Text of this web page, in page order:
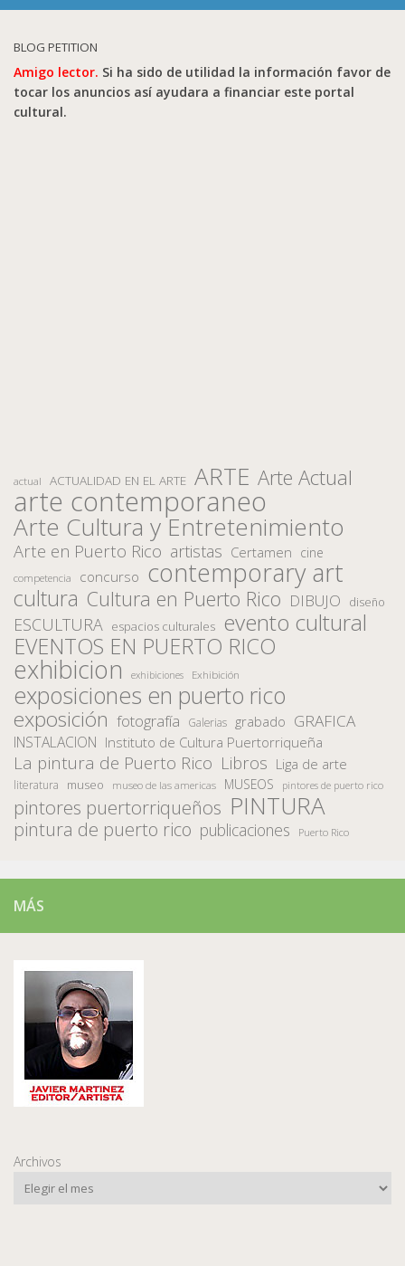
BLOG PETITION
Amigo lector. Si ha sido de utilidad la información favor de
tocar los anuncios así ayudara a financiar este portal
cultural.
actual ACTUALIDAD EN EL ARTE ARTE Arte Actual
arte contemporaneo
Arte Cultura y Entretenimiento
Arte en Puerto Rico artistas Certamen cine
competencia concurso contemporary art
cultura Cultura en Puerto Rico DIBUJO diseño
ESCULTURA espacios culturales evento cultural
EVENTOS EN PUERTO RICO
exhibicion exhibiciones Exhibición
exposiciones en puerto rico
exposición fotografía Galerias grabado GRAFICA
INSTALACION Instituto de Cultura Puertorriqueña
La pintura de Puerto Rico Libros Liga de arte
literatura museo museo de las americas MUSEOS pintores de puerto rico
pintores puertorriqueños PINTURA
pintura de puerto rico publicaciones Puerto Rico
MÁS
Archivos